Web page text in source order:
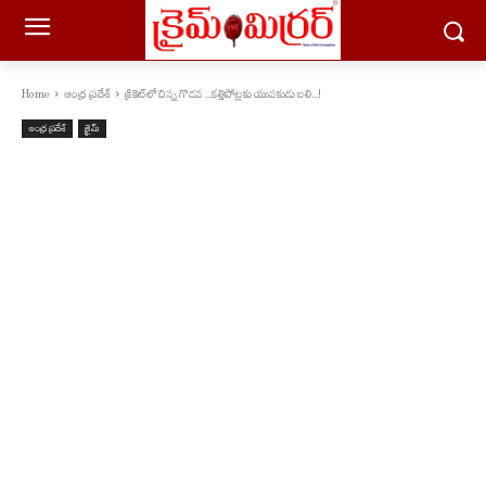
Home ఆంధ్ర ప్రదేశ్ క్రికెట్‌లో చిన్న గొడ‌వ ...క‌త్తిపోట్ల‌కు యువ‌కుడు బ‌లి...!
ఆంధ్ర ప్రదేశ్ క్రైమ్